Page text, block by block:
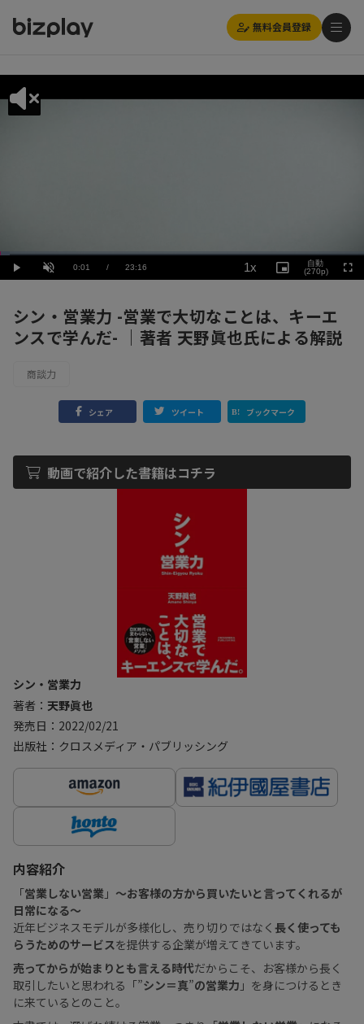
無料会員登録
Play UnmuteCurrent
0:01 / Duration
23:16
Loaded:
2.58%
1x
Rate
Picture-
in-
自動
(270p)
シン・営業力 -営業で大切なことは、キーエ
ンスで学んだ- ｜著者 天野眞也氏による解説
商談力
シェア ツイート ブックマーク
動画で紹介した書籍はコチラ
シン・営業力
著者： 天野眞也
発売日：2022/02/21
出版社：クロスメディア・パブリッシング
内容紹介
「営業しない営業 」 〜お客様の方から買いたいと言ってくれるが
日常になる〜
近年ビジネスモデルが多様化し、売り切りではなく 長く使っても
らうためのサービスを提供する企業が増えてきています。
売ってからが始まりとも言える時代だからこそ、お客様から長く
取引したいと思われる「”シン＝真”の営業力 」を身につけるとき
に来ているとのこと。